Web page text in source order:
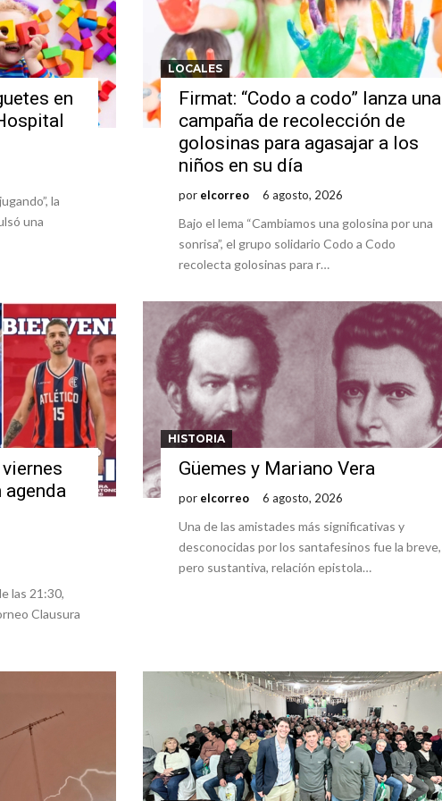
en
la
una
LOCALES
Firmat: “Codo a codo” lanza una
campaña de recolección de
golosinas para agasajar a los
niños en su día
por elcorreo 6 agosto, 2026
Bajo el lema “Cambiamos una golosina por una
sonrisa”, el grupo solidario Codo a Codo
recolecta golosinas para r…
agenda
las 21:30,
Clausura
HISTORIA
Güemes y Mariano Vera
por elcorreo 6 agosto, 2026
Una de las amistades más significativas y
desconocidas por los santafesinos fue la breve,
pero sustantiva, relación epistola…